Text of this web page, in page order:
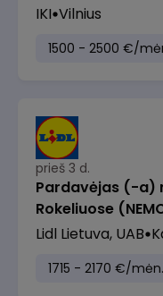
IKI Vilnius
1500 - 2500 €/
prieš 3 d.
Pardavėjas (-a)
Rokeliuose
Lidl Lietuva, UAB
1715 - 2170 €/mėn.